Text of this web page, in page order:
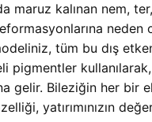
maruz kalınan nem,
tüm bu dış
kullanılarak,
gelir. Bileziğin her bir
yatırımınızın